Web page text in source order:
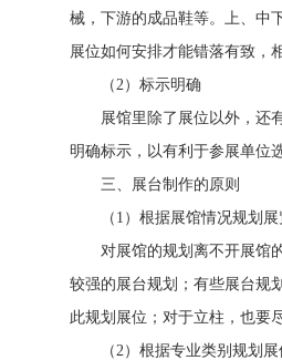
械，下游的成品鞋等。上、中
展位如何安排才能错落有致，
（2）标示明确
展馆里除了展位以外，还有
明确标示，以有利于参展单位
三、展台制作的原则
（1）根据展馆情况规划展
对展馆的规划离不开展馆的
较强的展台规划；有些展台规
此规划展位；对于立柱，也要
（2）根据专业类别规划展